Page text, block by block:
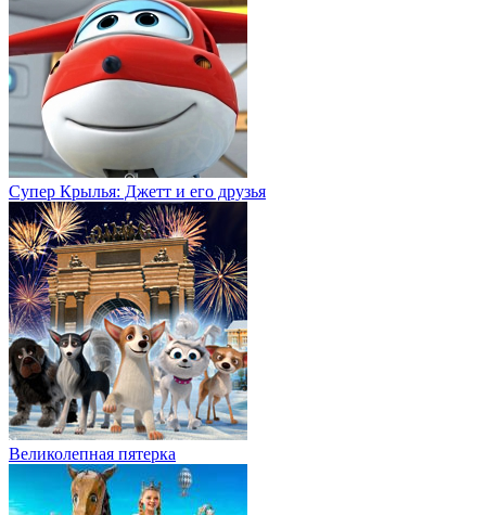
Супер Крылья: Джетт и его друзья
Великолепная пятерка